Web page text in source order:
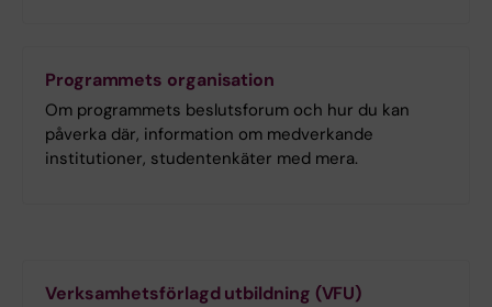
Programmets organisation
Om programmets beslutsforum och hur du kan
påverka där, information om medverkande
institutioner, studentenkäter med mera.
Verksamhetsförlagd utbildning (VFU)